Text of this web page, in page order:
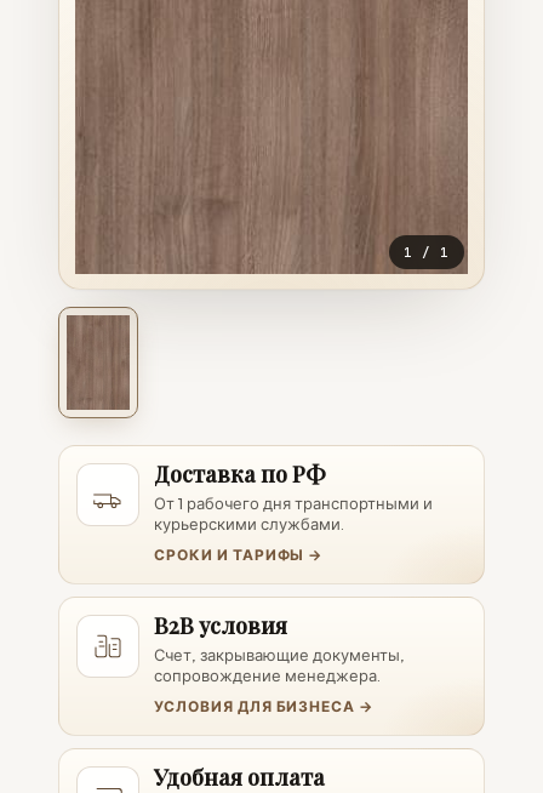
1 / 1
Доставка по РФ
От 1 рабочего дня транспортными и
курьерскими службами.
СРОКИ И ТАРИФЫ →
B2B условия
Счет, закрывающие документы,
сопровождение менеджера.
УСЛОВИЯ ДЛЯ БИЗНЕСА →
Удобная оплата